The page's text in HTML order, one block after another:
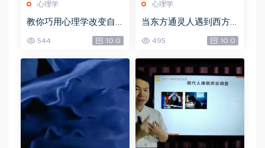
心理学
教你巧用心理学改变自
己的7大习惯，网盘下载
(2.31G)
544 10.0
心理学
当东方通灵人遇到西方
塔罗牌占卜师：心理、
宗教与通灵的20个密契
经验，网盘下载(166.97
M)
495 10.0